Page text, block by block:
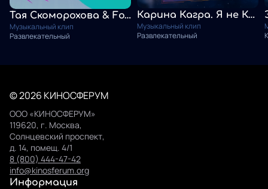
Тая Скоморохова & Fox dance Studio. Русское сердце
Музыкальный клип
Развлекательный
Карина Кагра. Я не КуКла
Музыкальный клип
Развлекательный
© 2026 КИНОСФЕРУМ
ООО «КИНОСФЕРУМ»
119620, г. Москва,
Солнцевский проспект,
д. 14, помещ. 4/1
8 (800) 444-47-42
info@kinosferum.org
Информация